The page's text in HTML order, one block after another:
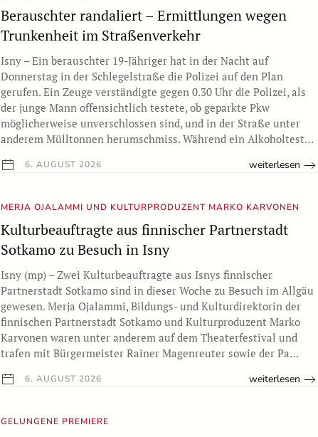
Berauschter randaliert – Ermittlungen wegen
Trunkenheit im Straßenverkehr
Isny – Ein berauschter 19-Jähriger hat in der Nacht auf
Donnerstag in der Schlegelstraße die Polizei auf den Plan
gerufen. Ein Zeuge verständigte gegen 0.30 Uhr die Polizei, als
der junge Mann offensichtlich testete, ob geparkte Pkw
möglicherweise unverschlossen sind, und in der Straße unter
anderem Mülltonnen herumschmiss. Während ein Alkoholtest…
6. AUGUST 2026 weiterlesen
MERJA OJALAMMI UND KULTURPRODUZENT MARKO KARVONEN
Kulturbeauftragte aus finnischer Partnerstadt
Sotkamo zu Besuch in Isny
Isny (mp) – Zwei Kulturbeauftragte aus Isnys finnischer
Partnerstadt Sotkamo sind in dieser Woche zu Besuch im Allgäu
gewesen. Merja Ojalammi, Bildungs- und Kulturdirektorin der
finnischen Partnerstadt Sotkamo und Kulturproduzent Marko
Karvonen waren unter anderem auf dem Theaterfestival und
trafen mit Bürgermeister Rainer Magenreuter sowie der Pa…
6. AUGUST 2026 weiterlesen
GELUNGENE PREMIERE